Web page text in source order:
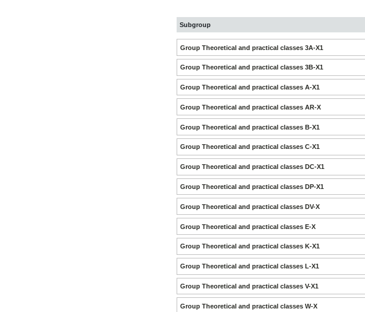
Subgroup
Group Theoretical and practical classes 3A-X1
Group Theoretical and practical classes 3B-X1
Group Theoretical and practical classes A-X1
Group Theoretical and practical classes AR-X
Group Theoretical and practical classes B-X1
Group Theoretical and practical classes C-X1
Group Theoretical and practical classes DC-X1
Group Theoretical and practical classes DP-X1
Group Theoretical and practical classes DV-X
Group Theoretical and practical classes E-X
Group Theoretical and practical classes K-X1
Group Theoretical and practical classes L-X1
Group Theoretical and practical classes V-X1
Group Theoretical and practical classes W-X